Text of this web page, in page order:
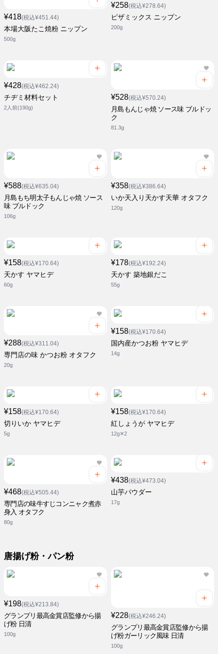
¥418(税込¥451.44)
本場大阪たこ焼粉 ニップン
500g
¥258(税込¥278.64)
ピザミックス ニップン
200g
¥428(税込¥462.24)
チヂミ材料セット
2人前(190g)
¥528(税込¥570.24)
月島もんじゃ焼 ソース味 ブルドッ
ク
81.3g
¥588(税込¥635.04)
月島もち明太子もんじゃ焼 ソース
味 ブルドック
106g
¥358(税込¥386.64)
いか天入り天かす天華 オタフク
120g
¥158(税込¥170.64)
天かす ヤマヒデ
60g
¥178(税込¥192.24)
天かす 築地銀だこ
55g
¥288(税込¥311.04)
専門店の味 かつお粉 オタフク
20g
¥158(税込¥170.64)
国内産かつお粉 ヤマヒデ
14g
¥158(税込¥170.64)
切りいか ヤマヒデ
5g
¥158(税込¥170.64)
紅しょうが ヤマヒデ
12g✕2
¥468(税込¥505.44)
専門店の味牛すじコンニャク煮赤
身入 オタフク
80g
¥438(税込¥473.04)
山芋パウダー
17g
唐揚げ粉・パン粉
¥198(税込¥213.84)
グランプリ最高金賞店監修から揚
げ粉 日清
100g
¥228(税込¥246.24)
グランプリ最高金賞店監修から揚
げ粉ガーリック風味 日清
100g